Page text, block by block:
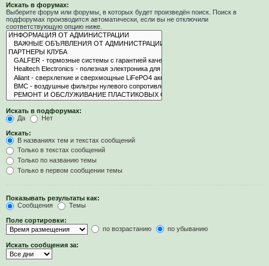
Искать в форумах:
Выберите форум или форумы, в которых будет произведён поиск. Поиск в
подфорумах производится автоматически, если вы не отключили
соответствующую опцию ниже.
Искать в подфорумах:
Да
Нет
Искать:
В названиях тем и текстах сообщений
Только в текстах сообщений
Только по названию темы
Только в первом сообщении темы
Показывать результаты как:
Сообщения
Темы
Поле сортировки:
по возрастанию
по убыванию
Искать сообщения за: